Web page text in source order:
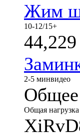
Жим
10-12/15+
44,229
2-5 минвидео
Общее
Общая нагрузка